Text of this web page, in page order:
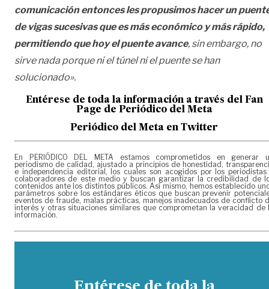
comunicación entonces les propusimos hacer un
de vigas sucesivas que es más económico y más rápido,
permitiendo que hoy el puente avance, sin embargo, no
sirve nada porque ni el túnel ni el puente se han
solucionado».
Entérese de toda la información a través del Fan
Page de Periódico del Meta
Periódico del Meta en Twitter
En PERIÓDICO DEL META estamos comprometidos en generar
periodismo de calidad, ajustado a principios de honestidad,
e independencia editorial, los cuales son acogidos por los periodistas
colaboradores de este medio y buscan garantizar la credibilidad de
contenidos ante los distintos públicos. Así mismo, hemos establecido
parámetros sobre los estándares éticos que buscan prevenir
eventos de fraude, malas prácticas, manejos inadecuados de conflicto
interés y otras situaciones similares que comprometan la veracidad de
información.